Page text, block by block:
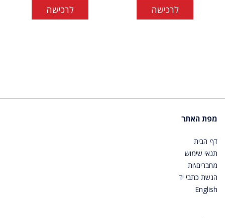
לרכישה לרכישה
מפת האתר
דף הבית
תנאי שימוש
מחברים\ות
הגשת כתבי יד
English